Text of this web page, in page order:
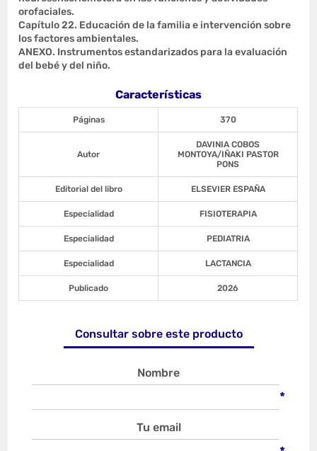
orofaciales.
Capítulo 22. Educación de la familia e intervención sobre
los factores ambientales.
ANEXO. Instrumentos estandarizados para la evaluación
del bebé y del niño.
Características
Páginas 370
Autor
DAVINIA COBOS
MONTOYA/IÑAKI PASTOR
PONS
Editorial del libro ELSEVIER ESPAÑA
Especialidad FISIOTERAPIA
Especialidad PEDIATRIA
Especialidad LACTANCIA
Publicado 2026
Consultar sobre este producto
Nombre
*
Tu email